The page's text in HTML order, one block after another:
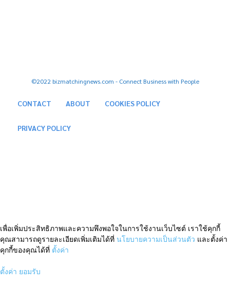
©2022 bizmatchingnews.com - Connect Business with People
CONTACT ABOUT COOKIES POLICY
PRIVACY POLICY
เพื่อเพิ่มประสิทธิภาพและความพึงพอใจในการใช้งานเว็บไซต์ เราใช้คุกกี้
คุณสามารถดูรายละเอียดเพิ่มเติมได้ที่ นโยบายความเป็นส่วนตัว และตั้งค่า
คุกกี้ของคุณได้ที่ ตั้งค่า
ตั้งค่า ยอมรับ